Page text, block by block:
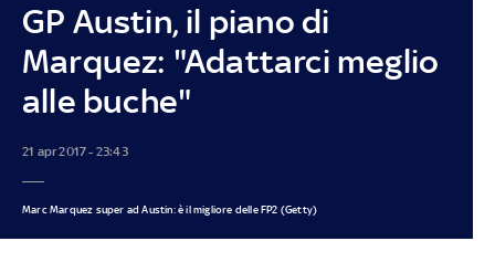
GP Austin, il piano di
Marquez: "Adattarci meglio
alle buche"
21 apr 2017 - 23:43
Marc Marquez super ad Austin: è il migliore delle FP2 (Getty)